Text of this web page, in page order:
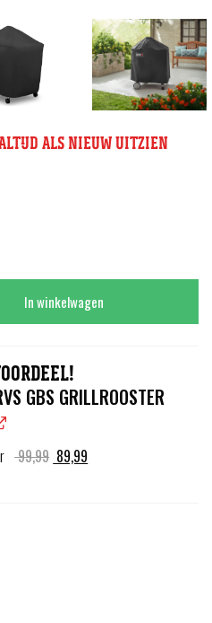
ALS NIEUW UITZIEN
In winkelwagen
GBS GRILLROOSTER
99,99 Oorspronkelijke
prijs
89,99
prijs